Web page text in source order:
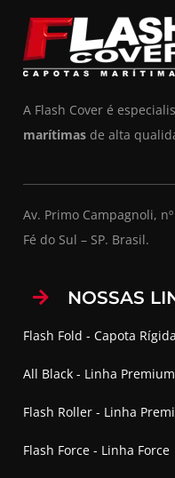
A Flash Cover é
marítimas de alta
Av. Primo Campagnoli,
Fé do Sul – SP. Brasil.
NOSSAS
Flash Fold - Capota Rígida
All Black - Linha Premium
Flash Roller - Linha
Flash Force - Linha Force